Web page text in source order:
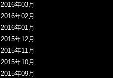
2016年03月
2016年02月
2016年01月
2015年12月
2015年11月
2015年10月
2015年09月